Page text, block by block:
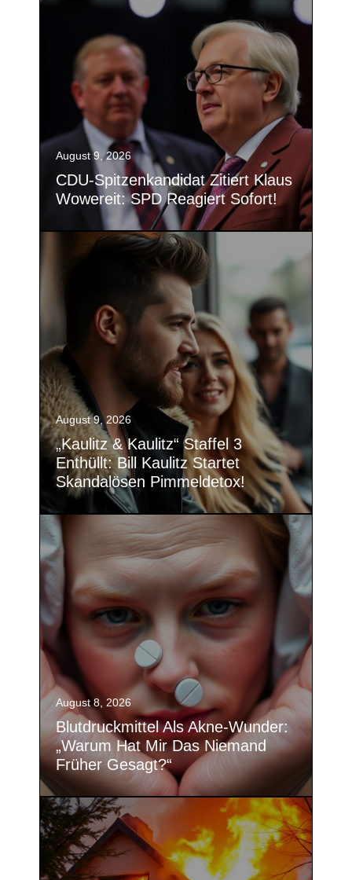
August 9, 2026
CDU-Spitzenkandidat Zitiert Klaus
Wowereit: SPD Reagiert Sofort!
August 9, 2026
„Kaulitz & Kaulitz“ Staffel 3
Enthüllt: Bill Kaulitz Startet
Skandalösen Pimmeldetox!
August 8, 2026
Blutdruckmittel Als Akne-Wunder:
„Warum Hat Mir Das Niemand
Früher Gesagt?“